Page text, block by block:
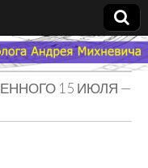
15 ИЮЛЯ —